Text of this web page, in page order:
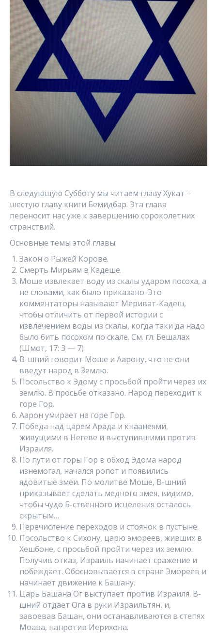
В следующую Субботу мы читаем главу Хукат –
шестую главу книги Бемидбар. Эта глава
переносит нас уже к завершению сороколетних
странствий.
Основные темы этой главы:
Закон о Рыжей Корове.
Смерть Мирьям в Кадеше.
Моше извлекает воду из скалы ударом посоха, а
не словами, как было приказано. Это
комментаторы называют Мериват-Кадеш,
чтобы отличить от первой истории с
извлечением воды из скалы, когда таки да надо
было бить посохом по скале. См. гл. Бешалах
(Шмот, 17: 3 — 7)
В-шний говорит Моше и Аарону, что не они
введут народ в Землю.
Посольство к Эдому с просьбой пройти через их
землю. В просьбе отказано. Народ переходит к
горе Гор.
Аарон умирает на горе Гор.
Победа над царем Арада и кнаанеями,
живущими в Негеве и выступившими против
Израиля.
По пути от горы Гор в обход Эдома народ
изнемогал, начался ропот и появились
ядовитые змеи. По молитве Моше, В-шний
приказывает сделать медного змея, видимо,
чтобы чудо Б-ственного исцеления осталось
скрытым…
Перечисление переходов и стоянок в пустыне.
Посольство к Сихону, царю эмореев, живших в
Хешбоне, с просьбой пройти через их землю.
Получив отказ, Израиль начинает сражение и
побеждает. Обосновывается в стране Эмореев и
начинает движение к Башану.
Царь Башана Ог выступает против Израиля. В-
шний отдает Ога в руки Израильтян, и,
завоевав Башан, они останавливаются в степях
Моава, напротив Иерихона.